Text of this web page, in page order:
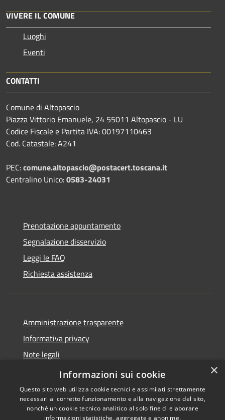
VIVERE IL COMUNE
Luoghi
Eventi
CONTATTI
Comune di Altopascio
Piazza Vittorio Emanuele, 24 55011 Altopascio - LU
Codice Fiscale e Partita IVA: 00197110463
Cod. Catastale: A241
PEC:comune.altopascio@postacert.toscana.it
Centralino Unico:0583-24031
Prenotazione appuntamento
Segnalazione disservizio
Leggi le FAQ
Richiesta assistenza
Amministrazione trasparente
Informativa privacy
Note legali
Dichiarazione di accessibilità
×
Informazioni sui cookie
Questo sito web utilizza cookie tecnici e assimilati strettamente
necessari al corretto funzionamento e alla navigazione del sito,
nonché un cookie tecnico analitico al solo fine di elaborare
informazioni statistiche, aggregate e anonime.